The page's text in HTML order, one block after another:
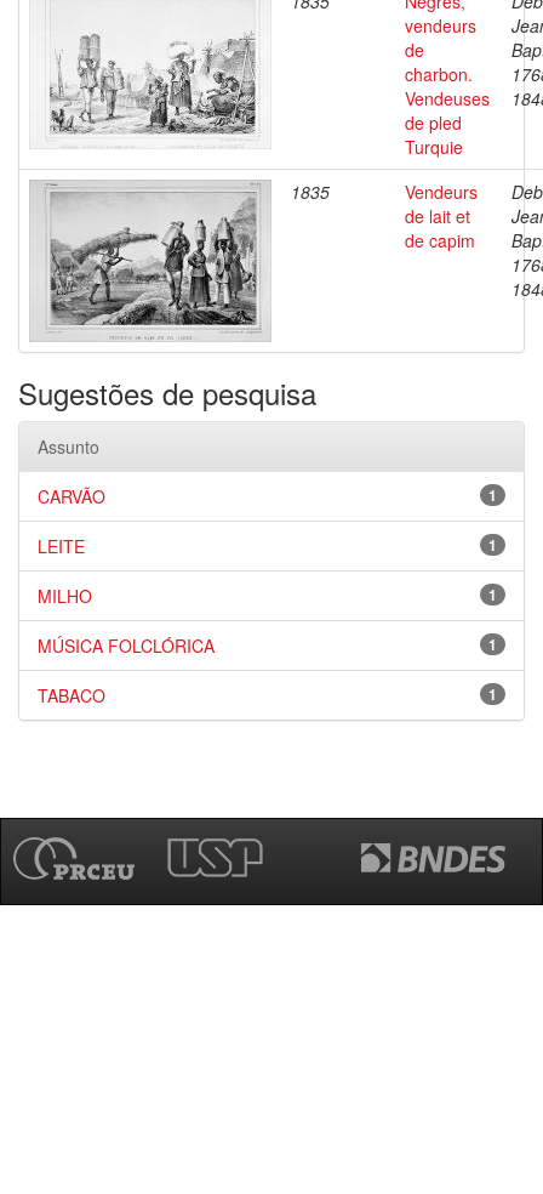
vendeurs
de
charbon.
Vendeuses
de pled
Turquie
1835
Vendeurs
de lait et
de capim
Sugestões de pesquisa
Assunto
1
CARVÃO
1
LEITE
1
MILHO
1
MÚSICA FOLCLÓRICA
1
TABACO